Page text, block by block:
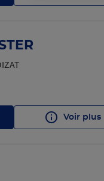
Voir plus